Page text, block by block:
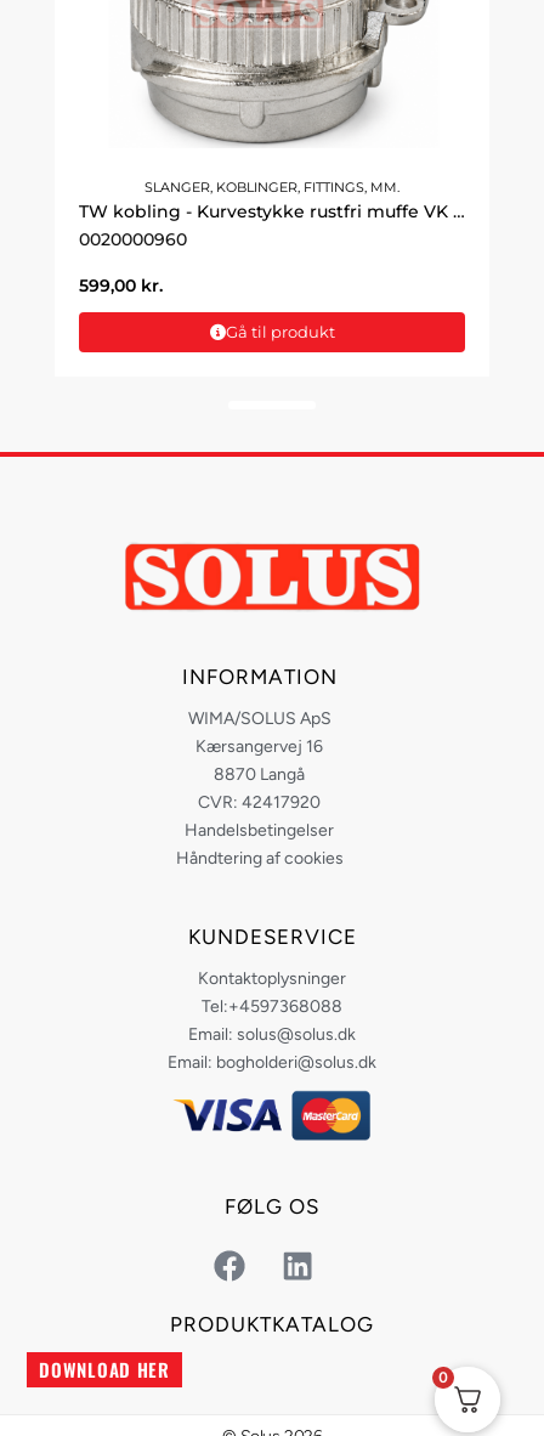
SLANGER, KOBLINGER, FITTINGS, MM.
TW kobling - Kurvestykke rustfri muffe VK 4" DN100
0020000960
599,00 kr.
Gå til produkt
INFORMATION
WIMA/SOLUS ApS
Kærsangervej 16
8870 Langå
CVR: 42417920
Handelsbetingelser
Håndtering af cookies
KUNDESERVICE
Kontaktoplysninger
Tel:+4597368088
Email: solus@solus.dk
Email: bogholderi@solus.dk
FØLG OS
F
a
c
e
L
i
n
k
PRODUKTKATALOG
DOWNLOAD HER 0